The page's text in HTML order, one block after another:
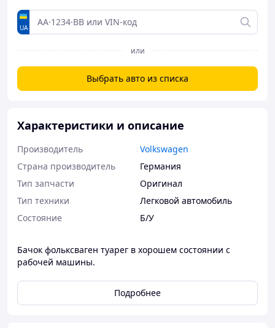
UA
или
Выбрать авто из списка
Характеристики и описание
Производитель
Volkswagen
Страна производитель
Германия
Тип запчасти
Оригинал
Тип техники
Легковой автомобиль
Состояние
Б/У
Бачок фольксваген туарег в хорошем состоянии с
рабочей машины.
Подробнее